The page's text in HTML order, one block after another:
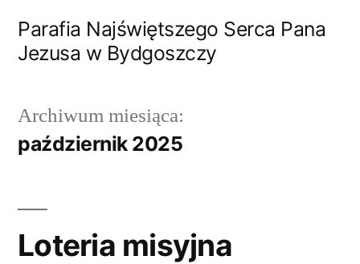
Parafia Najświętszego Serca Pana
Jezusa w Bydgoszczy
Archiwum miesiąca:
październik 2025
Loteria misyjna